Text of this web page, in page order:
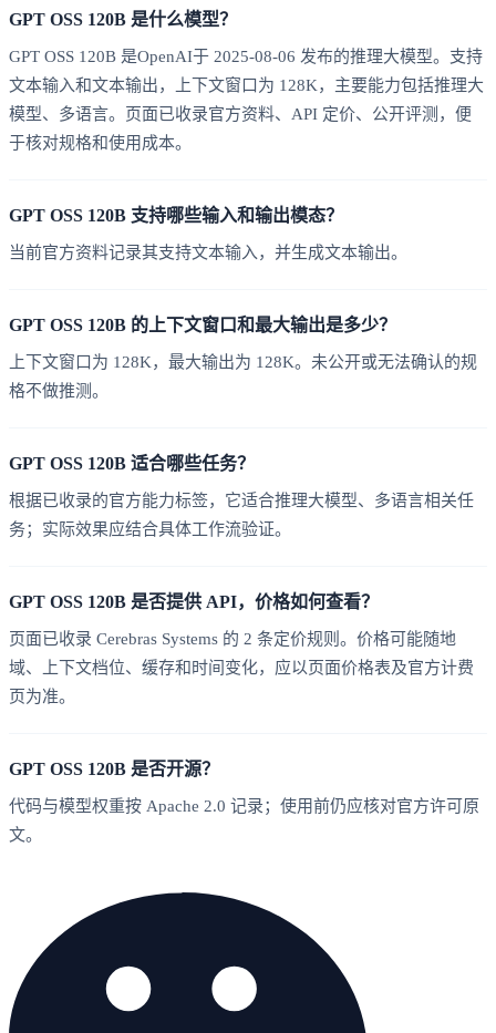
GPT OSS 120B 是什么模型？
GPT OSS 120B 是OpenAI于 2025-08-06 发布的推理大模型。支持
文本输入和文本输出，上下文窗口为 128K，主要能力包括推理大
模型、多语言。页面已收录官方资料、API 定价、公开评测，便
于核对规格和使用成本。
GPT OSS 120B 支持哪些输入和输出模态？
当前官方资料记录其支持文本输入，并生成文本输出。
GPT OSS 120B 的上下文窗口和最大输出是多少？
上下文窗口为 128K，最大输出为 128K。未公开或无法确认的规
格不做推测。
GPT OSS 120B 适合哪些任务？
根据已收录的官方能力标签，它适合推理大模型、多语言相关任
务；实际效果应结合具体工作流验证。
GPT OSS 120B 是否提供 API，价格如何查看？
页面已收录 Cerebras Systems 的 2 条定价规则。价格可能随地
域、上下文档位、缓存和时间变化，应以页面价格表及官方计费
页为准。
GPT OSS 120B 是否开源？
代码与模型权重按 Apache 2.0 记录；使用前仍应核对官方许可原
文。